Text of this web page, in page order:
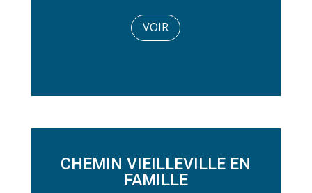
VOIR
CHEMIN VIEILLEVILLE EN
FAMILLE